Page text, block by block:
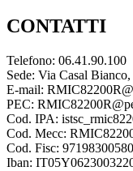
CONTATTI
Telefono: 06.41.90.100
Sede: Via Casal
E-mail:
PEC:
Cod. IPA:
Cod. Mecc:
Cod. Fisc: 97198300580
Iban: